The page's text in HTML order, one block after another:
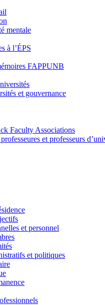
mentale
à l’ÉPS
FAPPUNB
et gouvernance
et professeurs
et personnel
et politiques